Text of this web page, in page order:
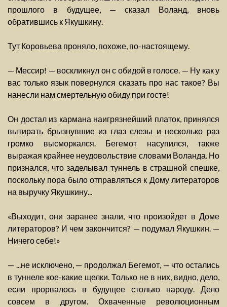
прошлого в будущее, — сказал Воланд, вновь
обратившись к Якушкину.
Тут Коровьева проняло, похоже, по-настоящему.
— Мессир! — воскликнул он с обидой в голосе. — Ну как у
вас только язык повернулся сказать про нас такое? Вы
нанесли нам смертельную обиду при госте!
Он достал из кармана наигрязнейший платок, принялся
вытирать брызнувшие из глаз слезы и несколько раз
громко высморкался. Бегемот насупился, также
выражая крайнее неудовольствие словами Воланда. Но
признался, что заделывал туннель в страшной спешке,
поскольку пора было отправляться к Дому литераторов
на выручку Якушкину...
«Выходит, они заранее знали, что произойдет в Доме
литераторов? И чем закончится? — подумал Якушкин. —
Ничего себе!»
— ...не исключено, — продолжал Бегемот, — что остались
в туннеле кое-какие щелки. Только не в них, видно, дело,
если прорвалось в будущее столько народу. Дело
совсем в другом. Охваченные революционным